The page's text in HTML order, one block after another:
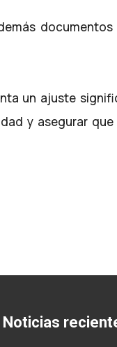
un ajuste
y asegurar
Noticias